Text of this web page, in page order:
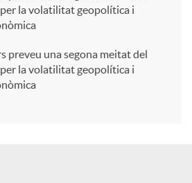
la volatilitat geopolítica i
preveu una segona meitat del
la volatilitat geopolítica i